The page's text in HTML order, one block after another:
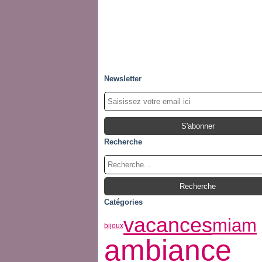
Newsletter
Recherche
Catégories
bijouxvacancesmiam
ambiance